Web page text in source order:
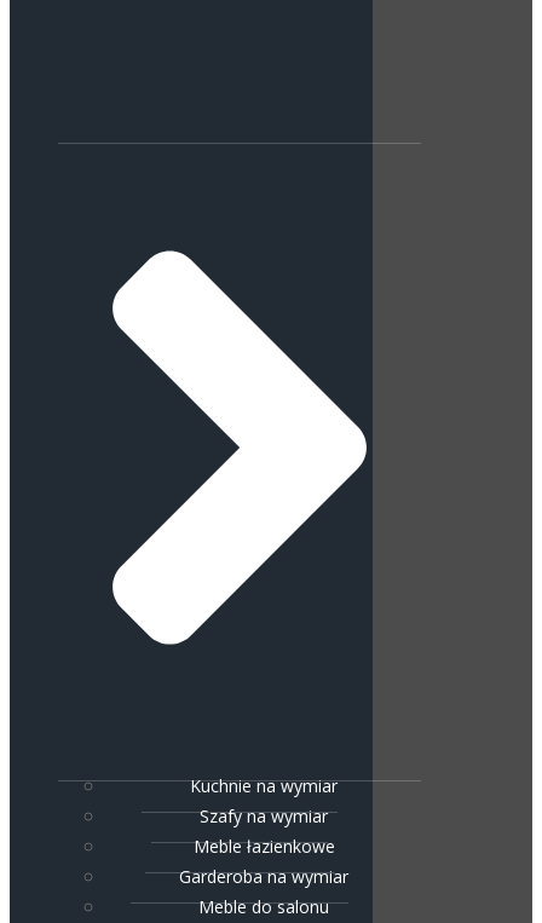
Kuchnie na wymiar
Szafy na wymiar
Meble łazienkowe
Garderoba na wymiar
Meble do salonu